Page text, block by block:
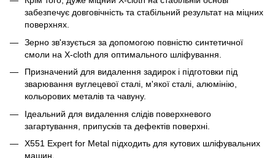
забезпечує довговічність та стабільний результат на міцних
поверхнях.
Зерно зв'язується за допомогою повністю синтетичної
смоли на X-cloth для оптимального шліфування.
Призначений для видалення задирок і підготовки під
зварювання вуглецевої сталі, м'якої сталі, алюмінію,
кольорових металів та чавуну.
Ідеальний для видалення слідів поверхневого
загартування, припусків та дефектів поверхні.
X551 Expert for Metal підходить для кутових шліфувальних
машин.